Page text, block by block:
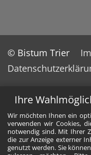
Ihre
Wir möchten Ihnen ein
verwenden wir Cookies,
notwendig sind. Mit Ihrer
die zur Anzeige externer
genutzt werden. Sie
© Bistum Trier